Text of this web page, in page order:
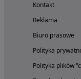
Kontakt
Reklama
Biuro prasowe
Polityka
Polityka plików